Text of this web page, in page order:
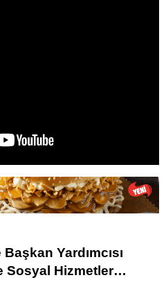
Yardımcısı
Sosyal Hizmetler